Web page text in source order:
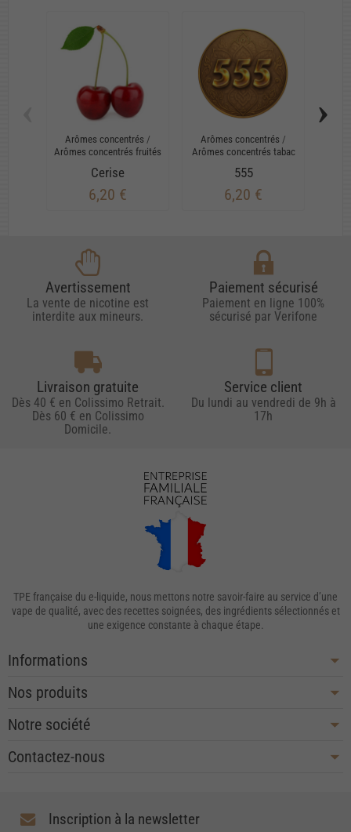
Arômes concentrés /
Arômes concentrés fruités
Cerise
6,20 €
Arômes concentrés /
Arômes concentrés tabac
555
6,20 €
›
Avertissement
La vente de nicotine est
interdite aux mineurs.
Paiement sécurisé
Paiement en ligne 100%
sécurisé par Verifone
Livraison gratuite
Dès 40 € en Colissimo Retrait.
Dès 60 € en Colissimo
Domicile.
Service client
Du lundi au vendredi de 9h à
17h
TPE française du e-liquide, nous mettons notre savoir-faire au service d’une
vape de qualité, avec des recettes soignées, des ingrédients sélectionnés et
une exigence constante à chaque étape.
Informations
Nos produits
Notre société
Contactez-nous
Inscription à la newsletter